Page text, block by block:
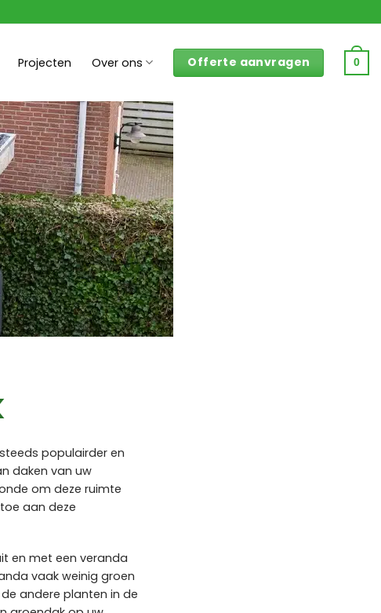
Projecten Over ons Offerte aanvragen 0
populairder en
daken van uw
om deze ruimte
aan deze
en met een veranda
vaak weinig groen
andere planten in de